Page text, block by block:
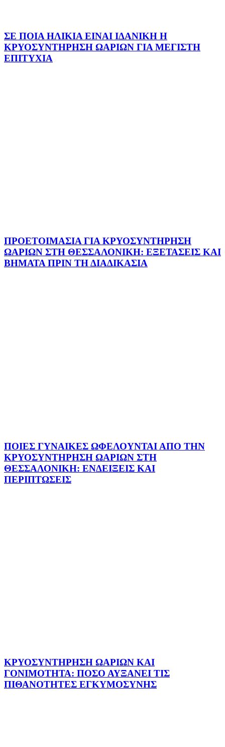
ΣΕ ΠΟΙΑ ΗΛΙΚΙΑ ΕΙΝΑΙ ΙΔΑΝΙΚΗ Η
ΚΡΥΟΣΥΝΤΗΡΗΣΗ ΩΑΡΙΩΝ ΓΙΑ ΜΕΓΙΣΤΗ
ΕΠΙΤΥΧΙΑ
ΠΡΟΕΤΟΙΜΑΣΙΑ ΓΙΑ ΚΡΥΟΣΥΝΤΗΡΗΣΗ
ΩΑΡΙΩΝ ΣΤΗ ΘΕΣΣΑΛΟΝΙΚΗ: ΕΞΕΤΑΣΕΙΣ ΚΑΙ
ΒΗΜΑΤΑ ΠΡΙΝ ΤΗ ΔΙΑΔΙΚΑΣΙΑ
ΠΟΙΕΣ ΓΥΝΑΙΚΕΣ ΩΦΕΛΟΥΝΤΑΙ ΑΠΟ ΤΗΝ
ΚΡΥΟΣΥΝΤΗΡΗΣΗ ΩΑΡΙΩΝ ΣΤΗ
ΘΕΣΣΑΛΟΝΙΚΗ: ΕΝΔΕΙΞΕΙΣ ΚΑΙ
ΠΕΡΙΠΤΩΣΕΙΣ
ΚΡΥΟΣΥΝΤΗΡΗΣΗ ΩΑΡΙΩΝ ΚΑΙ
ΓΟΝΙΜΟΤΗΤΑ: ΠΟΣΟ ΑΥΞΑΝΕΙ ΤΙΣ
ΠΙΘΑΝΟΤΗΤΕΣ ΕΓΚΥΜΟΣΥΝΗΣ